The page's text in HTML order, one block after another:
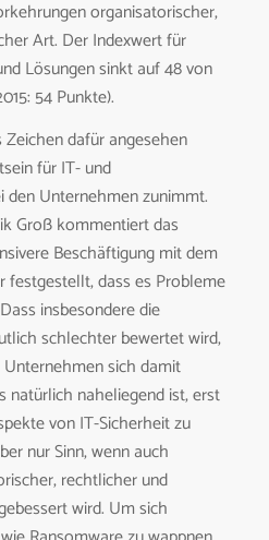
organisatorischer,
Art. Der Indexwert für
Lösungen sinkt auf 48 von
54 Punkte).
dafür angesehen
für IT- und
Unternehmen zunimmt.
Groß kommentiert das
Beschäftigung mit dem
dass es Probleme
insbesondere die
schlechter bewertet wird,
sich damit
natürlich naheliegend ist, erst
von IT-Sicherheit zu
nur Sinn, wenn auch
rechtlicher und
wird. Um sich